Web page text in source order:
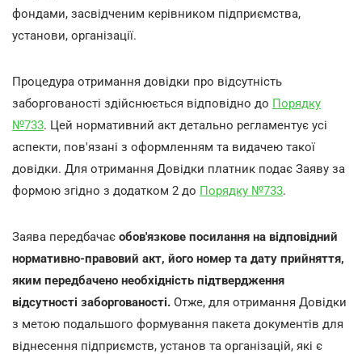
фондами, засвідченим керівником підприємства,
установи, організації.
Процедура отримання довідки про відсутність
заборгованості здійснюється відповідно до Порядку
№733. Цей нормативний акт детально регламентує усі
аспекти, пов'язані з оформленням та видачею такої
довідки. Для отримання Довідки платник подає Заяву за
формою згідно з додатком 2 до Порядку №733.
Заява передбачає обов'язкове посилання на відповідний
нормативно-правовий акт, його номер та дату прийняття,
яким передбачено необхідність підтвердження
відсутності заборгованості. Отже, для отримання Довідки
з метою подальшого формування пакета документів для
віднесення підприємств, установ та організацій, які є